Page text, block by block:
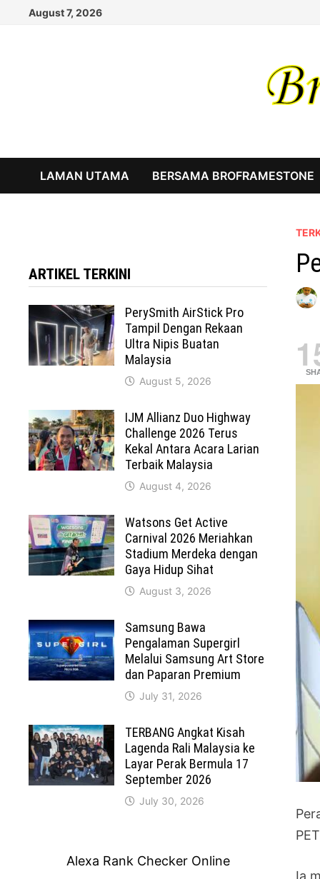
August 7, 2026
LAMAN UTAMA BERSAMA BROFRAMESTONE
Ia
ARTIKEL TERKINI
PerySmith AirStick Pro
Tampil Dengan Rekaan
Ultra Nipis Buatan
Malaysia
August 5, 2026
IJM Allianz Duo Highway
Challenge 2026 Terus
Kekal Antara Acara Larian
Terbaik Malaysia
August 4, 2026
Watsons Get Active
Carnival 2026 Meriahkan
Stadium Merdeka dengan
Gaya Hidup Sihat
August 3, 2026
Samsung Bawa
Pengalaman Supergirl
Melalui Samsung Art Store
dan Paparan Premium
July 31, 2026
TERBANG Angkat Kisah
Lagenda Rali Malaysia ke
Layar Perak Bermula 17
September 2026
July 30, 2026
Alexa Rank Checker Online